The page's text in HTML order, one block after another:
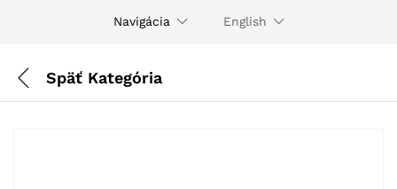
Navigácia English
Späť Kategória